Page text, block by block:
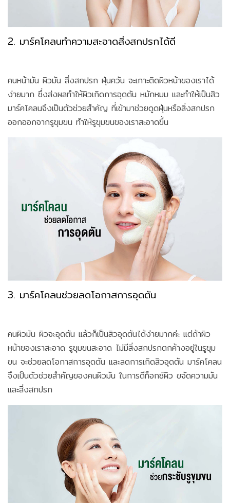
2. มาร์คโคลนทำความสะอาดสิ่งสกปรกได้ดี
คนหน้ามัน ผิวมัน สิ่งสกปรก ฝุ่นควัน จะเกาะติดผิวหน้าของเราได้
ง่ายมาก ซึ่งส่งผลทำให้ผิวเกิดการอุดตัน หมักหมม และทำให้เป็นสิว
มาร์คโคลนจึงเป็นตัวช่วยสำคัญ ที่เข้ามาช่วยดูดฝุ่นหรือสิ่งสกปรก
ออกออกจากรูขุมขน ทำให้รูขุมขนของเราสะอาดขึ้น
3. มาร์คโคลนช่วยลดโอกาสการอุดตัน
คนผิวมัน ผิวจะอุดตัน แล้วก็เป็นสิวอุดตันได้ง่ายมากค่ะ แต่ถ้าผิว
หน้าของเราสะอาด รูขุมขนสะอาด ไม่มีสิ่งสกปรกตกค้างอยู่ในรูขุม
ขน จะช่วยลดโอกาสการอุดตัน และลดการเกิดสิวอุดตัน มาร์คโคลน
จึงเป็นตัวช่วยสำคัญของคนผิวมัน ในการดีท็อกซ์ผิว ขจัดความมัน
และสิ่งสกปรก